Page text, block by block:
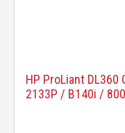
HP ProLiant DL360
2133P / B140i /